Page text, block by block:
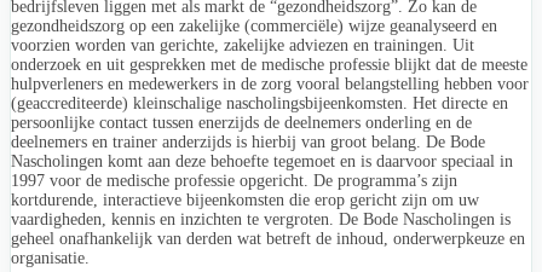
bedrijfsleven liggen met als markt de “gezondheidszorg”. Zo kan de
gezondheidszorg op een zakelijke (commerciële) wijze geanalyseerd en
voorzien worden van gerichte, zakelijke adviezen en trainingen. Uit
onderzoek en uit gesprekken met de medische professie blijkt dat de meeste
hulpverleners en medewerkers in de zorg vooral belangstelling hebben voor
(geaccrediteerde) kleinschalige nascholingsbijeenkomsten. Het directe en
persoonlijke contact tussen enerzijds de deelnemers onderling en de
deelnemers en trainer anderzijds is hierbij van groot belang. De Bode
Nascholingen komt aan deze behoefte tegemoet en is daarvoor speciaal in
1997 voor de medische professie opgericht. De programma’s zijn
kortdurende, interactieve bijeenkomsten die erop gericht zijn om uw
vaardigheden, kennis en inzichten te vergroten. De Bode Nascholingen is
geheel onafhankelijk van derden wat betreft de inhoud, onderwerpkeuze en
organisatie.